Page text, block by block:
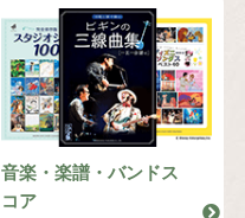
音楽・楽譜・バンドス
コア